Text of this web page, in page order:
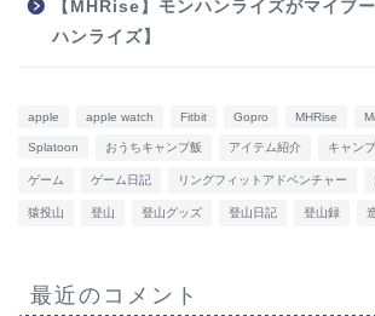
【MHRise】モンハンライズがマイブ
ハンライズ】
apple apple watch Fitbit Gopro MHRise
Splatoon おうちキャンプ飯 アイテム紹介 キャンプ
ゲーム ゲーム日記 リングフィットアドベンチャー
猿投山 登山 登山グッズ 登山日記 登山録
最近のコメント